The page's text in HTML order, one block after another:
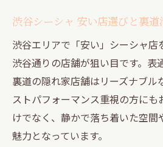
ト
フレーバー選びも楽し
空間
シーシャ好きが集う裏渋
ト
渋谷で静かに過ごせるシー
渋谷駅周辺で静かにシー
渋谷シーシャ 安い店選びと裏道
渋谷エリアで「安い」シーシャ
渋谷通りの店舗が狙い目です。表
裏道の隠れ家店舗はリーズナブル
ストパフォーマンス重視の方にも
けでなく、静かで落ち着いた空間
魅力となっています。